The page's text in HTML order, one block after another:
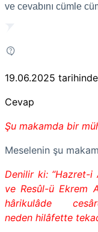
ve cevabını cümle
19.06.2025
Cevap
Şu makamda bir
Meselenin şu
Denilir ki: “Hazret-
ve Resûl-ü Ekrem
hârikulâde
neden hilâfette